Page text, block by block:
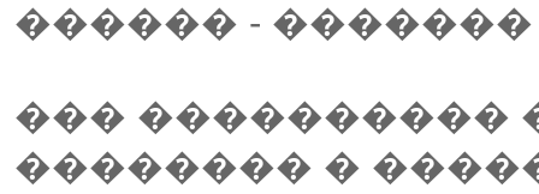
������ -
��� ����������
�������� �